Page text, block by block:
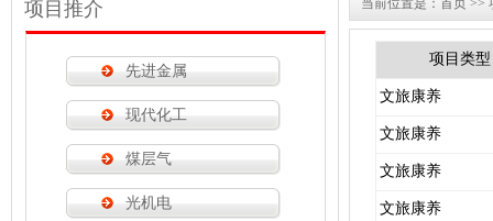
项目推介
先进金属
现代化工
煤层气
光机电
当前位置是： 首页 >>
项目类型
文旅康养
文旅康养
文旅康养
文旅康养